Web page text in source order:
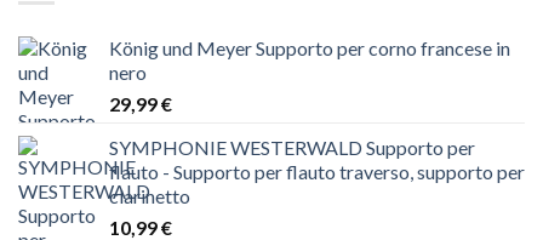
König und Meyer Supporto per corno francese in
nero
29,99€
SYMPHONIE WESTERWALD Supporto per
flauto - Supporto per flauto traverso, supporto per
clarinetto
10,99€